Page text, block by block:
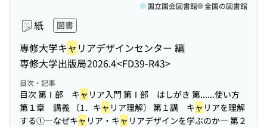
紙 図書
専修大学キャ リアデザインセンター 編
専修大学出版局2026.4<FD39-R43>
国立国会図書館 全国の図書館
目次・記事
目次 第Ⅰ部 キャ リア入門 第Ⅰ部 はしがき 第......使い方
第１章 講義 〔1．キャ リア理解〕 第１講 キャ リアを理解
する①―なぜキャ リア・キャ リアデザインを学ぶのか― 第２